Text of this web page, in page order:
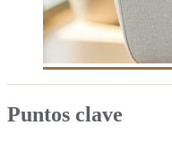
Puntos clave